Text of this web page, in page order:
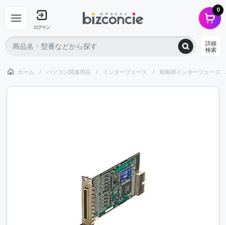
ログイン
0
詳細
検索
ホーム パソコン関連用品 インターフェース 制御用インターフェース